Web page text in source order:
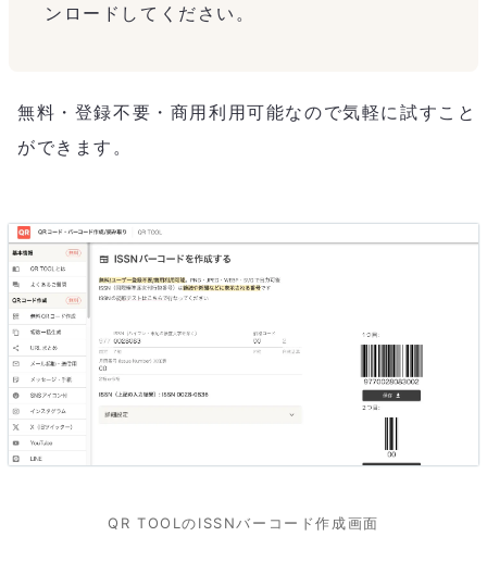
ンロードしてください。
無料・登録不要・商用利用可能なので気軽に試すこと
ができます。
QR TOOLのISSNバーコード作成画面